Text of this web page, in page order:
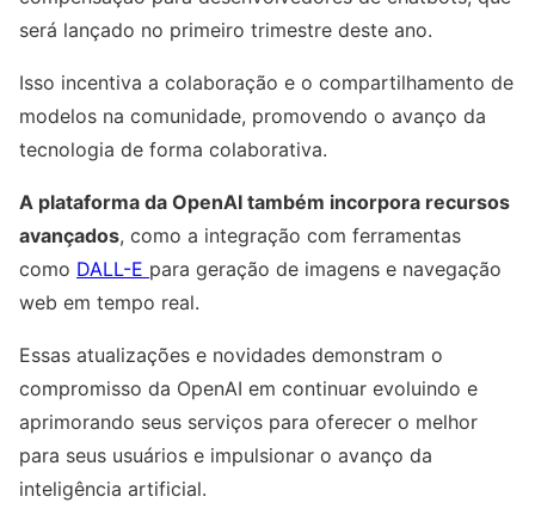
será lançado no primeiro trimestre deste ano.
Isso incentiva a colaboração e o compartilhamento de
modelos na comunidade, promovendo o avanço da
tecnologia de forma colaborativa.
A plataforma da OpenAI também incorpora recursos
avançados, como a integração com ferramentas
como DALL-E para geração de imagens e navegação
web em tempo real.
Essas atualizações e novidades demonstram o
compromisso da OpenAI em continuar evoluindo e
aprimorando seus serviços para oferecer o melhor
para seus usuários e impulsionar o avanço da
inteligência artificial.